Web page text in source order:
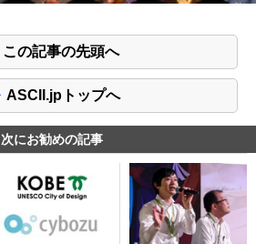
この記事の先頭へ
ASCII.jpトップへ
次にお勧めの記事